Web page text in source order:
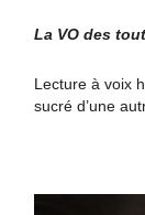
La VO des
Lecture à voix
sucré d’une